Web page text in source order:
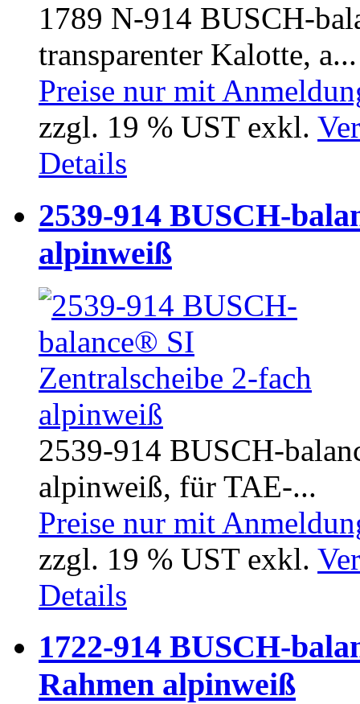
1789 N-914 BUSCH-
transparenter Kalotte, a...
Preise nur mit
zzgl. 19 % UST exkl.
Details
2539-914 BUSCH-
alpinweiß
2539-914 BUSCH-
alpinweiß, für TAE-...
Preise nur mit
zzgl. 19 % UST exkl.
Details
1722-914 BUSCH-
Rahmen alpinweiß